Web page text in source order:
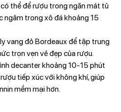
thể để rượu trong ngăn mát tủ
ngâm trong xô đá khoảng 15
vang đỏ Bordeaux để tập trung
trọn vẹn vẻ đẹp của rượu.
decanter khoảng 10-15 phút
tiếp xúc với không khí, giúp
mềm mại hơn.